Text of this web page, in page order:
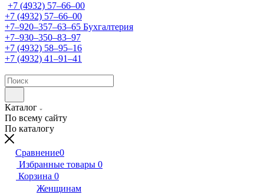
+7 (4932) 57‒66‒00
+7 (4932) 57‒66‒00
+7‒920‒357‒63‒65 Бухгалтерия
+7‒930‒350‒83‒97
+7 (4932) 58‒95‒16
+7 (4932) 41‒91‒41
Каталог
По всему сайту
По каталогу
Сравнение0
Избранные товары 0
Корзина 0
Женщинам